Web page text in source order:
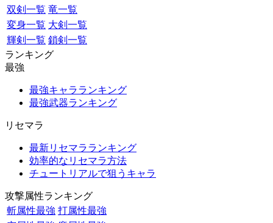
双剣一覧 竜一覧
変身一覧 大剣一覧
輝剣一覧 鎖剣一覧
ランキング
最強
最強キャラランキング
最強武器ランキング
リセマラ
最新リセマラランキング
効率的なリセマラ方法
チュートリアルで狙うキャラ
攻撃属性ランキング
斬属性最強 打属性最強